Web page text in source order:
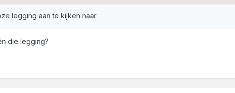
legging aan te kijken naar
die legging?